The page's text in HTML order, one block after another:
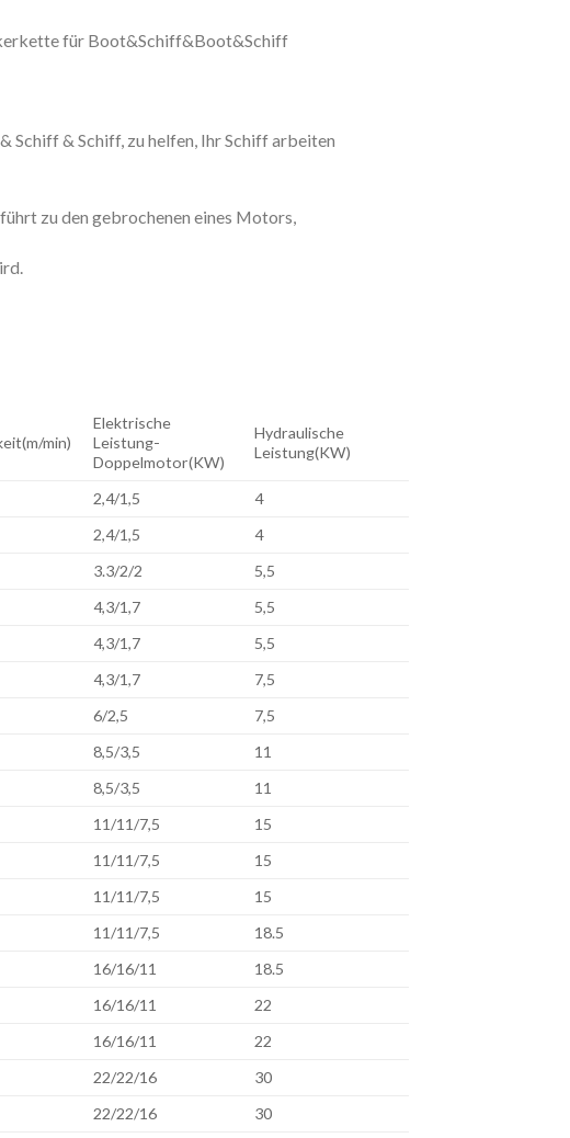
für Boot&Schiff&Boot&Schiff
Schiff & Schiff, zu helfen, Ihr Schiff arbeiten
zu den gebrochenen eines Motors,
min)
Elektrische
Leistung-
Doppelmotor(KW)
Hydraulische
Leistung(KW)
2,4/1,5
4
2,4/1,5
4
3.3/2/2
5,5
4,3/1,7
5,5
4,3/1,7
5,5
4,3/1,7
7,5
6/2,5
7,5
8,5/3,5
11
8,5/3,5
11
11/11/7,5
15
11/11/7,5
15
11/11/7,5
15
11/11/7,5
18.5
16/16/11
18.5
16/16/11
22
16/16/11
22
22/22/16
30
22/22/16
30